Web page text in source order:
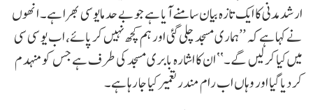
ارشد مدنی کا ایک تازہ بیان سامنے آیا ہے جو بے حد مایوسی بھرا ہے۔ انھوں
نے کہا ہے کہ ’’ہماری مسجد چلی گئی اور ہم کچھ نہیں کر پائے، اب یو سی سی
میں کیا کر لیں گے۔‘‘ ان کا اشارہ بابری مسجد کی طرف ہے جس کو منہدم
کر دیا گیا اور وہاں اب رام مندر تعمیر کیا جا رہا ہے۔